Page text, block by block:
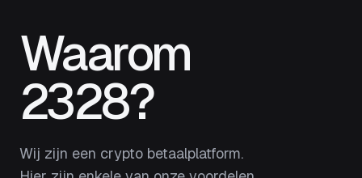
Waarom
2328?
Wij zijn een crypto betaalplatform.